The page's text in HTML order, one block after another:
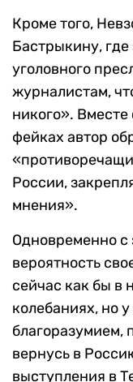
Кроме того,
Бастрыкину, где
уголовного
журналистам,
никого».
фейках автор
России,
мнения».
Одновременно с
вероятность
сейчас как бы в
колебаниях, но
благоразумием,
вернусь в
выступления в